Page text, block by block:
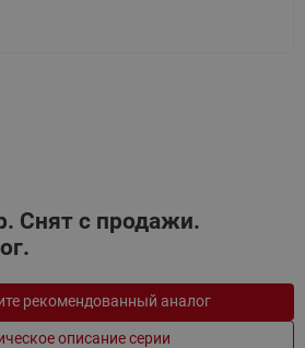
Снят с продажи.
рекомендованный аналог
описание серии